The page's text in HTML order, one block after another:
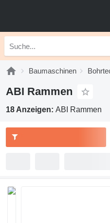
Baumaschinen
ABI Rammen
18 Anzeigen: ABI Rammen